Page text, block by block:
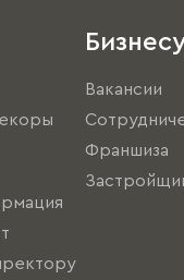
Вакансии
Франшиза